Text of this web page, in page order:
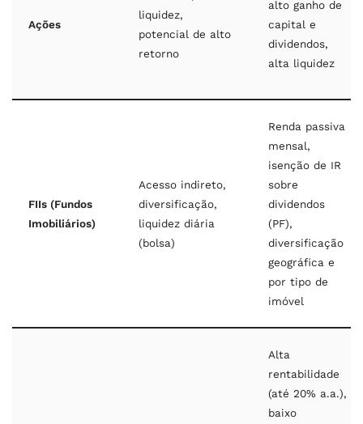
Ações
liquidez,
potencial de alto
retorno
alto ganho de
capital e
dividendos,
alta liquidez
FIIs (Fundos
Imobiliários)
Acesso indireto,
diversificação,
liquidez diária
(bolsa)
Renda passiva
mensal,
isenção de IR
sobre
dividendos
(PF),
diversificação
geográfica e
por tipo de
imóvel
Alta
rentabilidade
(até 20% a.a.),
baixo